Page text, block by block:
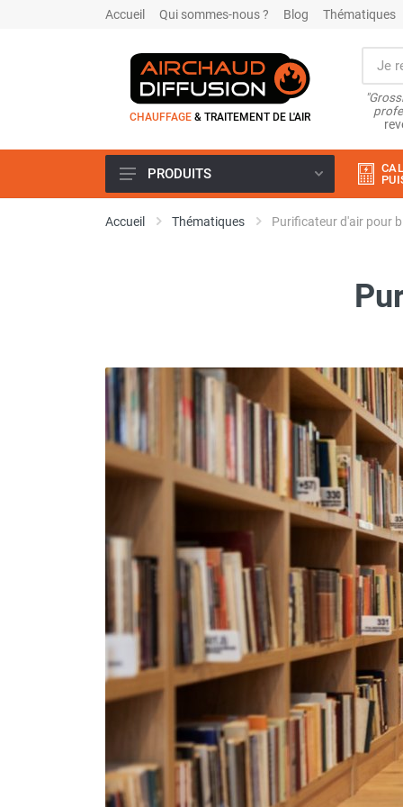
Accueil Qui sommes-nous ? Blog Thématiques
CHAUFFAGE & TRAITEMENT DE L'AIR
Climatiseur
Rafraîchisseur d'air gainable
Rafraichisseur d’air fixe
Brumisateur d'air
Coffret de brumisation
Ventilateur brumisateur
Ventilateur / extracteur d'air mobile
Brasseur d'air
Ventilateur fixe
Ventilateur industriel
Ventilateur de chantier
Ventilateur centrifuge
Ventilateur de sol
Ventilateur sur pied
Ventilateur de bureau
Ventilateur de table
Extracteur d'air mural
Extracteur d'air mural hélicoïde
Extracteur d'air mural centrifuge
Extracteur d'air mural ATEX
Extracteur d'air mural résidentiel
PRODUITS
Accueil Thématiques Purificateur d'air pour